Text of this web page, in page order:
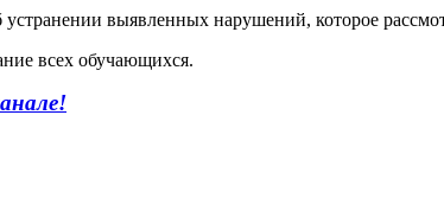
выявленных нарушений, которое
всех обучающихся.